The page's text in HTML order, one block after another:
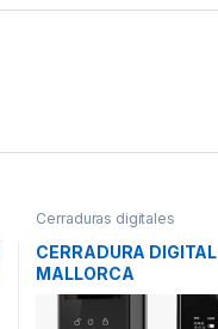
Cerraduras digitales
CERRADURA DIGITAL
MALLORCA